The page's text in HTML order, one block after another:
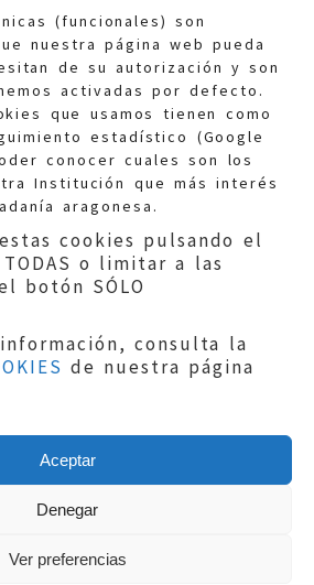
(funcionales) son
nuestra página web pueda
de su autorización y son
activadas por defecto.
que usamos tienen como
estadístico (Google
conocer cuales son los
Institución que más interés
aragonesa.
cookies pulsando el
TODAS o limitar a las
botón SÓLO
consulta la
de nuestra página
Aceptar
Denegar
Ver preferencias
general:
900 210 210/
Política de privacidad|
Datos
cookies
El Justicia de Aragón|
Sephor Consulting